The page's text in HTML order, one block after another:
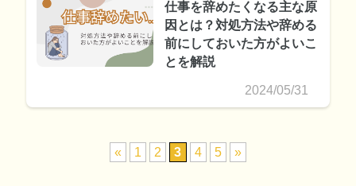
仕事を辞めたくなる主な原
因とは？対処方法や辞める
前にしておいた方がよいこ
とを解説
2024/05/31
« 1 2 3 4 5 »